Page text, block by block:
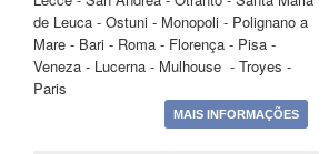
de Leuca - Ostuni - Monopoli - Polignano a
Mare - Bari - Roma - Florença - Pisa -
Veneza - Lucerna - Mulhouse - Troyes -
Paris
MAIS INFORMAÇÕES